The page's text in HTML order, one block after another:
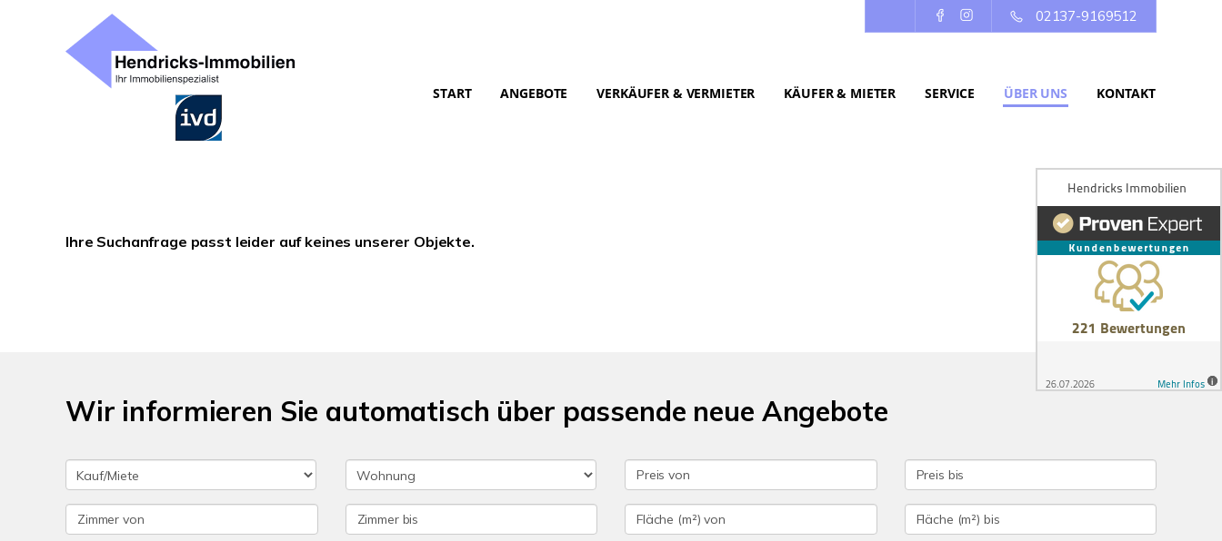
02137-9169512
START ANGEBOTE VERKÄUFER & VERMIETER KÄUFER & MIETER SERVICE ÜBER UNS KONTAKT
Ihre Suchanfrage passt leider auf keines unserer Objekte.
Wir informieren Sie automatisch über passende neue Angebote